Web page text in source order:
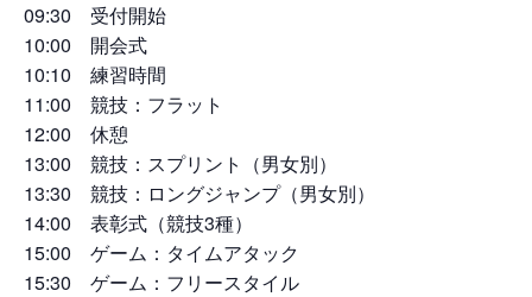
09:30 受付開始
10:00 開会式
10:10 練習時間
11:00 競技：フラット
12:00 休憩
13:00 競技：スプリント（男女別）
13:30 競技：ロングジャンプ（男女別）
14:00 表彰式（競技3種）
15:00 ゲーム：タイムアタック
15:30 ゲーム：フリースタイル